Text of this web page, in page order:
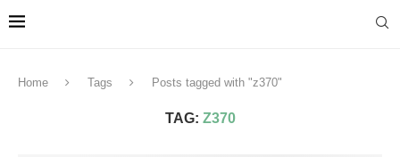
Home Tags Posts tagged with "z370"
TAG: Z370